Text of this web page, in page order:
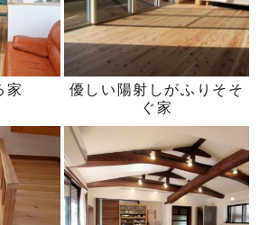
家
優しい陽射しがふりそそ
ぐ家